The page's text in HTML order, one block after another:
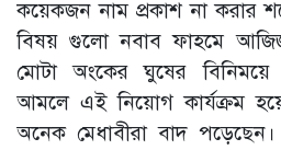
কয়েকজন নাম প্রকাশ না করার
বিষয় গুলো নবাব ফাহমে আজিজ
মোটা অংকের ঘুষের
আমলে এই নিয়োগ কার্যক্রম
অনেক মেধাবীরা বাদ